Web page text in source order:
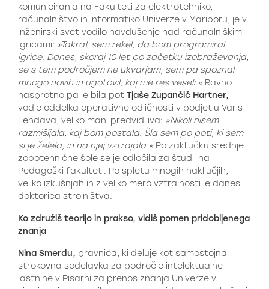
komuniciranja na Fakulteti za elektrotehniko,
računalništvo in informatiko Univerze v Mariboru, je v
inženirski svet vodilo navdušenje nad računalniškimi
igricami: »Takrat sem rekel, da bom programiral
igrice. Danes, skoraj 10 let po začetku izobraževanja,
se s tem področjem ne ukvarjam, sem pa spoznal
mnogo novih in ugotovil, kaj me res veseli.« Ravno
nasprotno pa je bila pot Tjaše Zupančič Hartner,
vodje oddelka operativne odličnosti v podjetju Varis
Lendava, veliko manj predvidljiva: »Nikoli nisem
razmišljala, kaj bom postala. Šla sem po poti, ki sem
si je želela, in na njej vztrajala.« Po zaključku srednje
zobotehnične šole se je odločila za študij na
Pedagoški fakulteti. Po spletu mnogih naključjih,
veliko izkušnjah in z veliko mero vztrajnosti je danes
doktorica strojništva.
Ko združiš teorijo in prakso, vidiš pomen pridobljenega
znanja
Nina Smerdu, pravnica, ki deluje kot samostojna
strokovna sodelavka za področje intelektualne
lastnine v Pisarni za prenos znanja Univerze v